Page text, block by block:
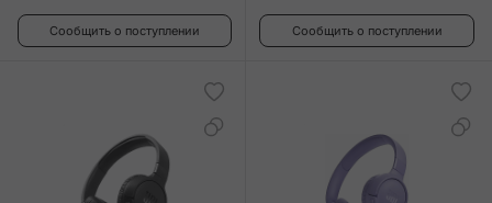
Сообщить о поступлении Сообщить о поступлении